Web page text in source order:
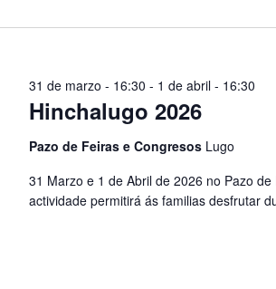
Hinchalugo 2026
31 de marzo - 16:30 - 1 de abril - 16:30
Pazo de Feiras e Congresos Lugo
31 Marzo e 1 de Abril de 2026 no Pazo
actividade permitirá ás familias desfrutar